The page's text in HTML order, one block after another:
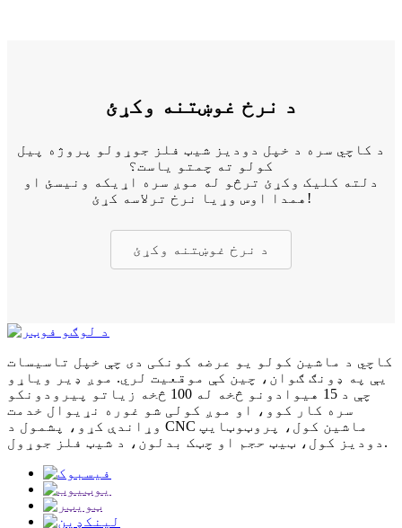
د نرخ غوښتنه وکړئ
د کاچي سره د خپل دودیز شیټ فلز جوړولو پروژه پیل
کولو ته چمتو یاست؟
دلته کلیک وکړئ ترڅو له موږ سره اړیکه ونیسئ او
همدا اوس وړیا نرخ ترلاسه کړئ!
د نرخ غوښتنه وکړئ
کاچي د ماشین کولو یو عرضه کونکی دی چې خپل تاسیسات
یې په ډونګ ګوان، چین کې موقعیت لري. موږ ډیر ویاړو
چې د 15 هیوادونو څخه له 100 څخه زیاتو پیرودونکو
سره کار کوو، او موږ کولی شو غوره نړیوال خدمت
وړاندې کړو، پشمول د CNC ماشین کول، پروټوټایپ
دودیز کول، ټیټ حجم او چټک بدلون، د شیټ فلز جوړول.